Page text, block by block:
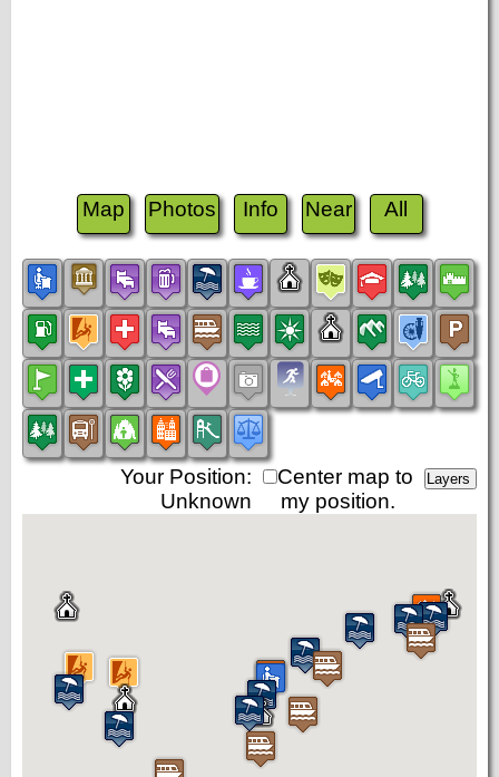
Map Photos Info Near All
Center map to
my position.
Your Position:
Unknown